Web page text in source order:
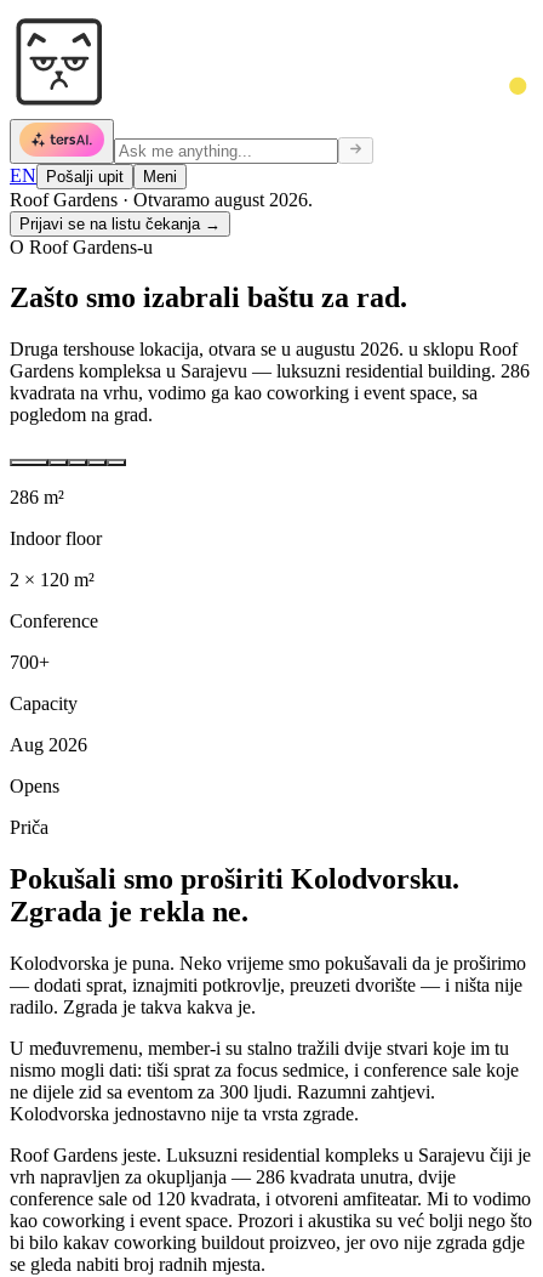
EN Pošalji upit Meni
Roof Gardens · Otvaramo august 2026.
Prijavi se na listu čekanja →
O Roof Gardens-u
Zašto smo izabrali baštu za rad.
Druga tershouse lokacija, otvara se u augustu 2026. u sklopu Roof
Gardens kompleksa u Sarajevu — luksuzni residential building. 286
kvadrata na vrhu, vodimo ga kao coworking i event space, sa
pogledom na grad.
286 m²
Indoor floor
2 × 120 m²
Conference
700+
Capacity
Aug 2026
Opens
Priča
Pokušali smo proširiti Kolodvorsku.
Zgrada je rekla ne.
Kolodvorska je puna. Neko vrijeme smo pokušavali da je proširimo
— dodati sprat, iznajmiti potkrovlje, preuzeti dvorište — i ništa nije
radilo. Zgrada je takva kakva je.
U međuvremenu, member-i su stalno tražili dvije stvari koje im tu
nismo mogli dati: tiši sprat za focus sedmice, i conference sale koje
ne dijele zid sa eventom za 300 ljudi. Razumni zahtjevi.
Kolodvorska jednostavno nije ta vrsta zgrade.
Roof Gardens jeste. Luksuzni residential kompleks u Sarajevu čiji je
vrh napravljen za okupljanja — 286 kvadrata unutra, dvije
conference sale od 120 kvadrata, i otvoreni amfiteatar. Mi to vodimo
kao coworking i event space. Prozori i akustika su već bolji nego što
bi bilo kakav coworking buildout proizveo, jer ovo nije zgrada gdje
se gleda nabiti broj radnih mjesta.